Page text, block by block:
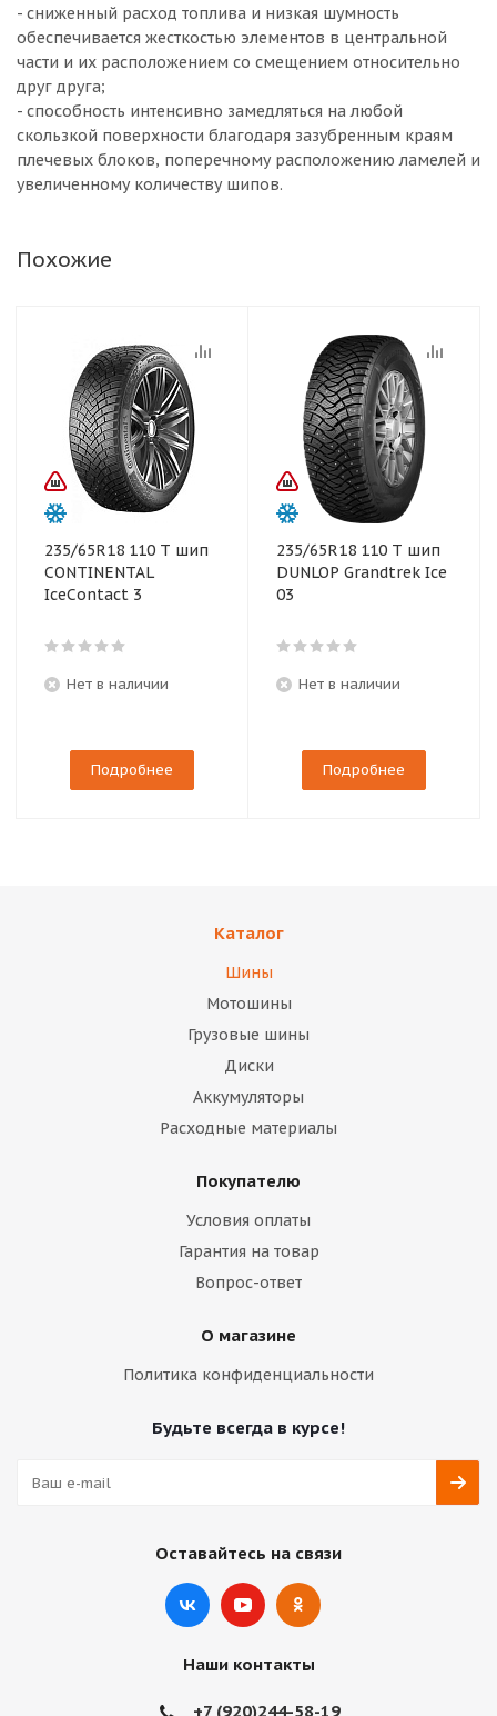
- сниженный расход топлива и низкая шумность
обеспечивается жесткостью элементов в центральной
части и их расположением со смещением относительно
друг друга;
- способность интенсивно замедляться на любой
скользкой поверхности благодаря зазубренным краям
плечевых блоков, поперечному расположению ламелей и
увеличенному количеству шипов.
Похожие
235/65R18 110 T шип
CONTINENTAL
IceContact 3
Нет в наличии
Подробнее
235/65R18 110 T шип
DUNLOP Grandtrek Ice
03
Нет в наличии
Подробнее
Каталог
Шины
Мотошины
Грузовые шины
Диски
Аккумуляторы
Расходные материалы
Покупателю
Условия оплаты
Гарантия на товар
Вопрос-ответ
О магазине
Политика конфиденциальности
Будьте всегда в курсе!
Оставайтесь на связи
Наши контакты
+7 (920)244-58-19